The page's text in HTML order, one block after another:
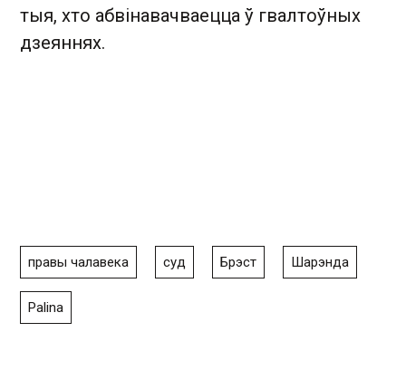
тыя, хто абвінавачваецца ў гвалтоўных
дзеяннях.
правы чалавека суд Брэст Шарэнда
Palina